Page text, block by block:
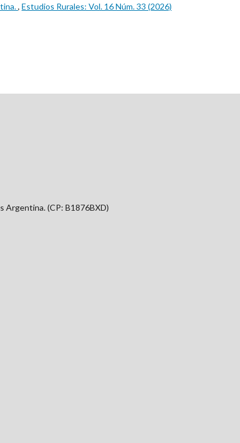
, Estudios Rurales: Vol. 16 Núm. 33 (2026)
Argentina. (CP: B1876BXD)